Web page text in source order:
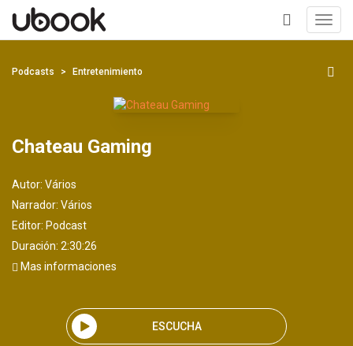
+
Podcasts Entretenimiento
Chateau Gaming
Autor: Vários
Narrador: Vários
Editor: Podcast
Duración: 2:30:26
Mas informaciones
ESCUCHA